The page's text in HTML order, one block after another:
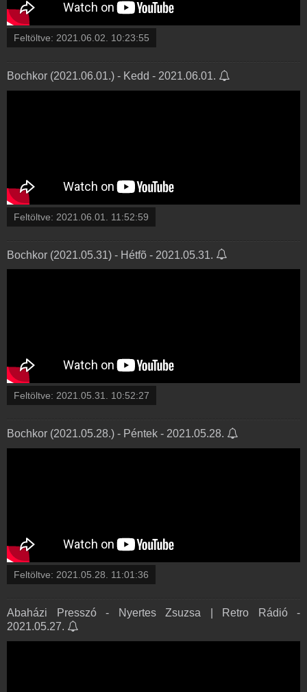
Feltöltve: 2021.06.02. 10:23:55
Bochkor (2021.06.01.) - Kedd - 2021.06.01.
Feltöltve: 2021.06.01. 11:52:59
Bochkor (2021.05.31) - Hétfõ - 2021.05.31.
Feltöltve: 2021.05.31. 10:52:27
Bochkor (2021.05.28.) - Péntek - 2021.05.28.
Feltöltve: 2021.05.28. 11:01:36
Abaházi Presszó - Nyertes Zsuzsa | Retro Rádió -
2021.05.27.